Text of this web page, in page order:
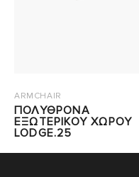
ARMCHAIR
ΠΟΛΥΘΡΟΝΑ
ΕΞΩΤΕΡΙΚΟΥ ΧΩΡΟΥ
LODGE.25